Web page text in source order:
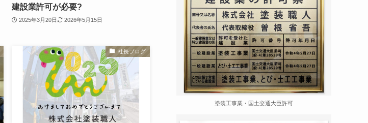
建設業許可が必要?
2025年3月20日 2026年5月15日
社長ブログ
塗装工事業・国土交通大臣許可